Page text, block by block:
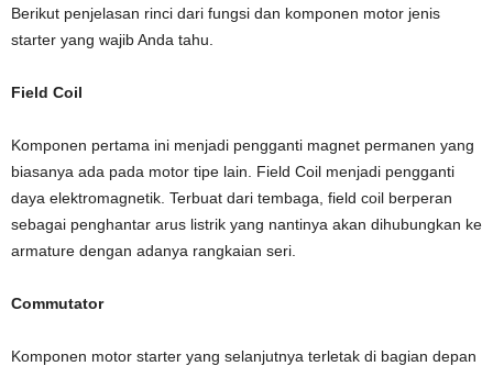
Berikut penjelasan rinci dari fungsi dan komponen motor jenis
starter yang wajib Anda tahu.
Field Coil
Komponen pertama ini menjadi pengganti magnet permanen yang
biasanya ada pada motor tipe lain. Field Coil menjadi pengganti
daya elektromagnetik. Terbuat dari tembaga, field coil berperan
sebagai penghantar arus listrik yang nantinya akan dihubungkan ke
armature dengan adanya rangkaian seri.
Commutator
Komponen motor starter yang selanjutnya terletak di bagian depan